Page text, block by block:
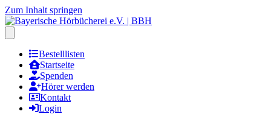
Zum Inhalt springen
Bestelllisten
Startseite
Spenden
Hörer werden
Kontakt
Login